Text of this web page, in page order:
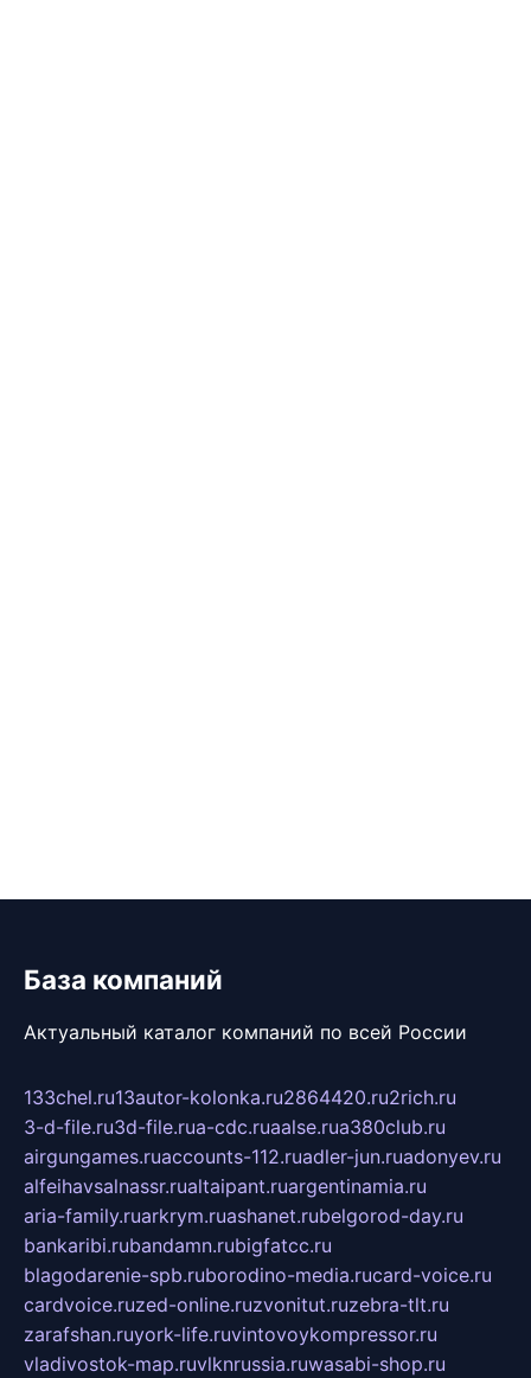
База компаний
Актуальный каталог компаний по всей России
133chel.ru13autor-kolonka.ru2864420.ru2rich.ru
3-d-file.ru3d-file.rua-cdc.ruaalse.rua380club.ru
airgungames.ruaccounts-112.ruadler-jun.ruadonyev.ru
alfeihavsalnassr.rualtaipant.ruargentinamia.ru
aria-family.ruarkrym.ruashanet.rubelgorod-day.ru
bankaribi.rubandamn.rubigfatcc.ru
blagodarenie-spb.ruborodino-media.rucard-voice.ru
cardvoice.ruzed-online.ruzvonitut.ruzebra-tlt.ru
zarafshan.ruyork-life.ruvintovoykompressor.ru
vladivostok-map.ruvlknrussia.ruwasabi-shop.ru